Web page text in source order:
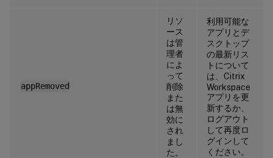
appRemoved
リソ
ース
は管
理者
によ
って
削除
また
は無
効に
され
まし
た。
利用可能な
アプリとデ
スクトップ
の最新リス
トについて
は、Citrix
Workspace
アプリを更
新するか、
ログアウト
して再度ロ
グインして
ください。